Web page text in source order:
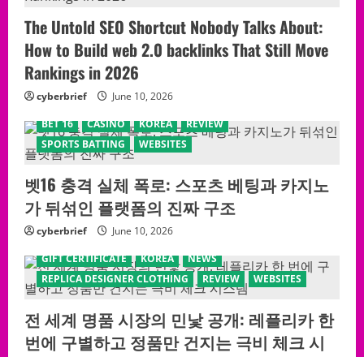
The Untold SEO Shortcut Nobody Talks About:
How to Build web 2.0 backlinks That Still Move
Rankings in 2026
cyberbrief
June 10, 2026
BET 16
CASINO KOREA
REVIEW
SPORTS BATTING
WEBSITES
벳16 충격 실체 폭로: 스포츠 베팅과 카지노
가 뒤섞인 플랫폼의 진짜 구조
cyberbrief
June 10, 2026
GIFT CERTIFICATE
KOREA
NEWS
REPLICA DESIGNER CLOTHING
REVIEW WEBSITES
전 세계 명품 시장의 민낯 공개: 레플리카 한
번에 구별하고 정품만 건지는 극비 체크 시